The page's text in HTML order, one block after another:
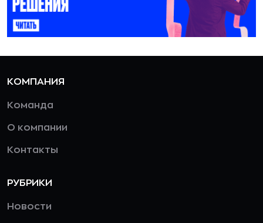
КОМПАНИЯ
Команда
О компании
Контакты
РУБРИКИ
Новости